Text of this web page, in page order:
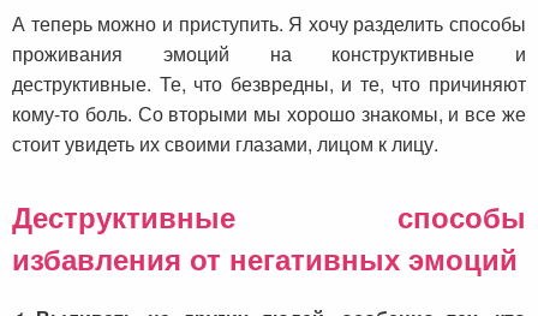
А теперь можно и приступить. Я хочу разделить способы
проживания эмоций на конструктивные и
деструктивные. Те, что безвредны, и те, что причиняют
кому-то боль. Со вторыми мы хорошо знакомы, и все же
стоит увидеть их своими глазами, лицом к лицу.
Деструктивные способы
избавления от негативных эмоций